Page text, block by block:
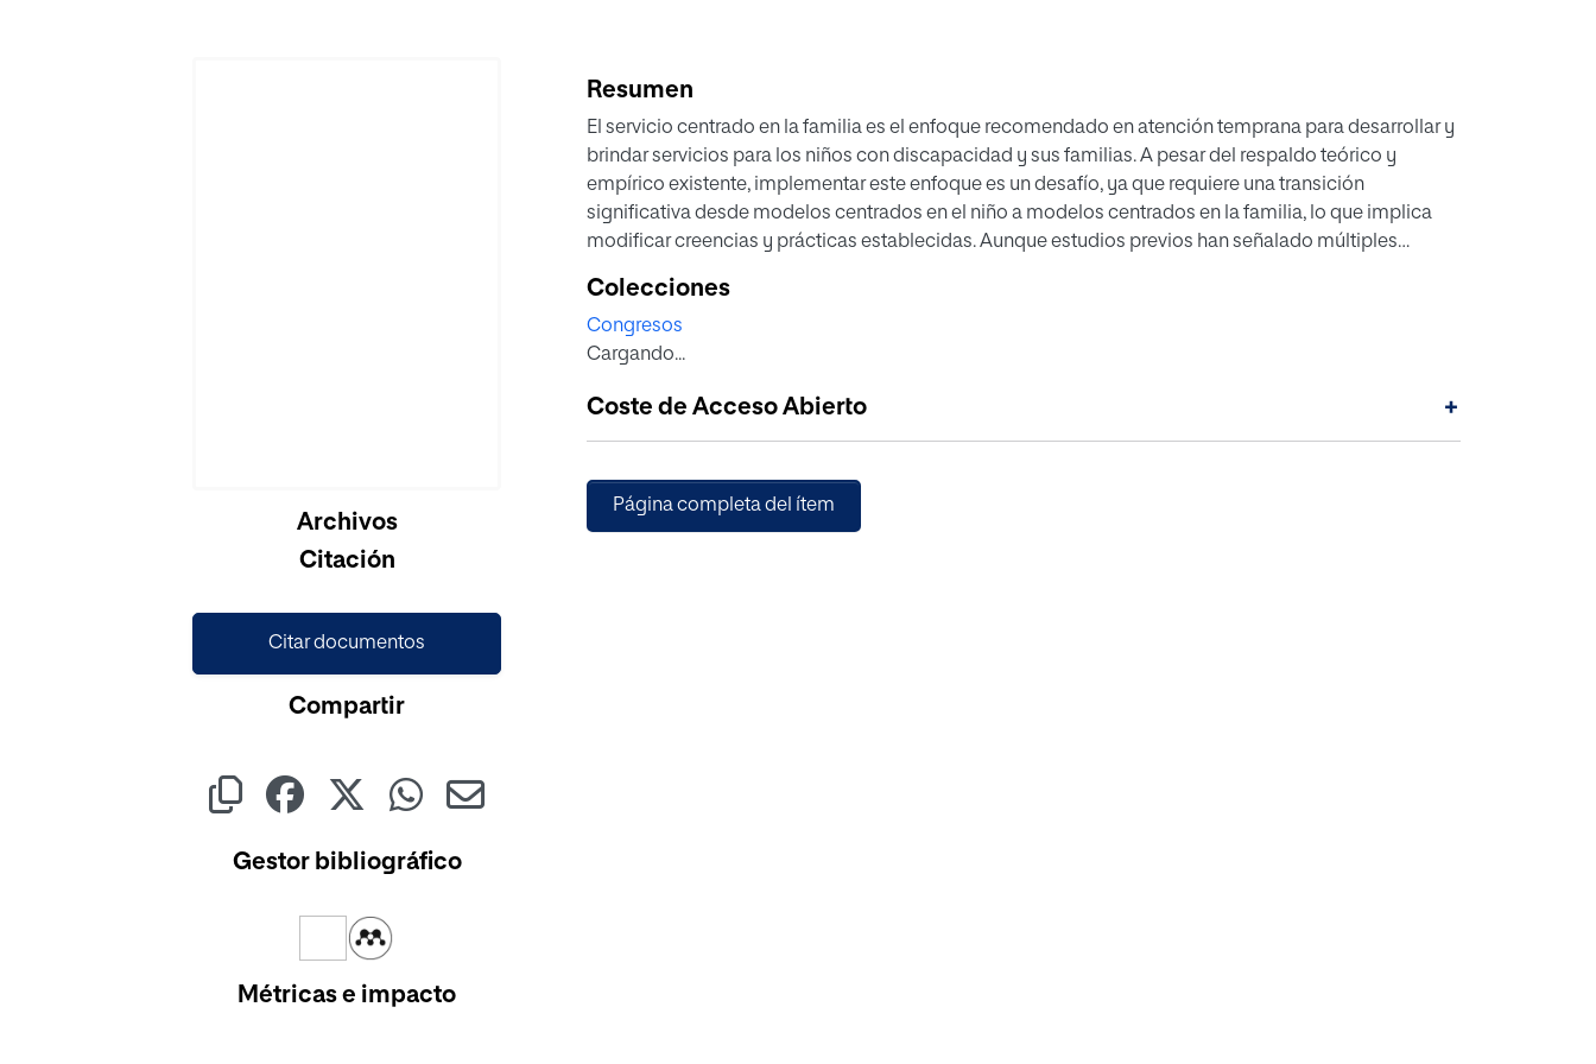
Archivos
Citación
Citar documentos
Compartir
Gestor bibliográfico
Métricas e impacto
Resumen
El servicio centrado en la familia es el enfoque recomendado en atención temprana para desarrollar y
brindar servicios para los niños con discapacidad y sus familias. A pesar del respaldo teórico y
empírico existente, implementar este enfoque es un desafío, ya que requiere una transición
significativa desde modelos centrados en el niño a modelos centrados en la familia, lo que implica
modificar creencias y prácticas establecidas. Aunque estudios previos han señalado múltiples
realizado una revisión sistemática que relacione y resuma estas dificultades de manera conjunta. El
objetivo de esta revisión sistemática es identificar y resaltar las barreras percibidas por los
profesionales que afectan a la implementación de prácticas centradas en la familia en atención
calidad de los servicios y si existe una relación entre las diferentes barreras percibidas. La
metodología de la revisión se basa en los criterios de PRISMA y se realizó una búsqueda exhaustiva
identificaron 39 barreras agrupadas en 8 dimensiones. Este hallazgo constata las múltiples barreras
que perciben los profesionales, así como la relación existente entre ellas. Los hallazgos de este
Colecciones
Congresos
Cargando...
Coste de Acceso Abierto +
Página completa del ítem